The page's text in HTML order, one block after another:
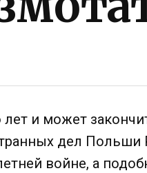
и может
дел Польши
войне, а